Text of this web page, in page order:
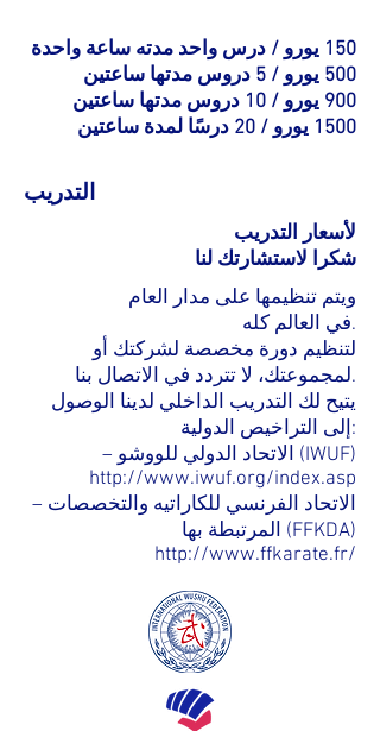
150 يورو / درس واحد مدته ساعة واحدة
500 يورو / 5 دروس مدتها ساعتين
900 يورو / 10 دروس مدتها ساعتين
1500 يورو / 20 درسًا لمدة ساعتين
التدريب
لأسعار التدريب
شكرا لاستشارتك لنا
ويتم تنظيمها على مدار العام
في العالم كله.
لتنظيم دورة مخصصة لشركتك أو
لمجموعتك، لا تتردد في الاتصال بنا.
يتيح لك التدريب الداخلي لدينا الوصول
إلى التراخيص الدولية:
– الاتحاد الدولي للووشو (IWUF)
http://www.iwuf.org/index.asp
– الاتحاد الفرنسي للكاراتيه والتخصصات
المرتبطة بها (FFKDA)
http://www.ffkarate.fr/